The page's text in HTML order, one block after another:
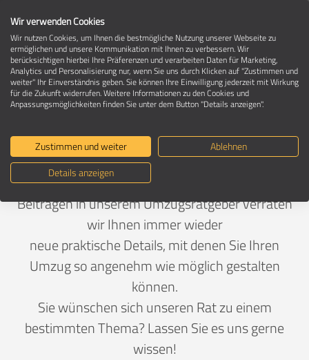
Umzugsratgeber - Seite 7
Nützliche Tipps & Tricks für Ihren
Umzug
Oft kommt es auf die Kleinigkeiten an. In den
Beiträgen in unserem Umzugsratgeber verraten
wir Ihnen immer wieder
neue praktische Details, mit denen Sie Ihren
Umzug so angenehm wie möglich gestalten
können.
Sie wünschen sich unseren Rat zu einem
bestimmten Thema? Lassen Sie es uns gerne
wissen!
Wir verwenden Cookies
Wir nutzen Cookies, um Ihnen die bestmögliche Nutzung unserer Webseite zu
ermöglichen und unsere Kommunikation mit Ihnen zu verbessern. Wir
berücksichtigen hierbei Ihre Präferenzen und verarbeiten Daten für Marketing,
Analytics und Personalisierung nur, wenn Sie uns durch Klicken auf "Zustimmen und
weiter" Ihr Einverständnis geben. Sie können Ihre Einwilligung jederzeit mit Wirkung
für die Zukunft widerrufen. Weitere Informationen zu den Cookies und
Anpassungsmöglichkeiten finden Sie unter dem Button "Details anzeigen".
Zustimmen und weiter
Ablehnen
Details anzeigen